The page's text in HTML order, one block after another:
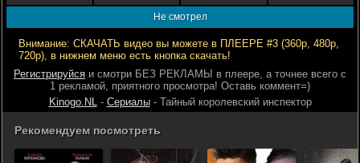
Не смотрел
Внимание: СКАЧАТЬ видео вы можете в ПЛЕЕРЕ #3 (360р, 480р,
720р), в нижнем меню есть кнопка скачать!
Регистрируйся и смотри БЕЗ РЕКЛАМЫ в плеере, а точнее всего с
1 рекламой, приятного просмотра! Оставь коммент=)
Kinogo.NL- Сериалы- Тайный королевский инспектор
Рекомендуем посмотреть